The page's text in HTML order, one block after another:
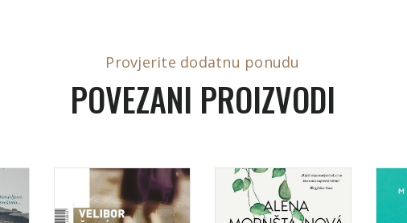
Provjerite dodatnu ponudu
POVEZANI PROIZVODI